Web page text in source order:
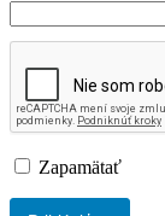
Zapamätať